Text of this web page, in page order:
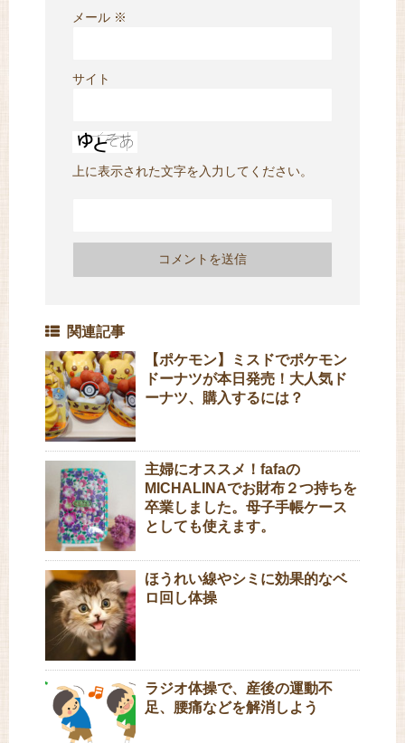
メール ※
サイト
上に表示された文字を入力してください。
関連記事
【ポケモン】ミスドでポケモン
ドーナツが本日発売！大人気ド
ーナツ、購入するには？
主婦にオススメ！fafaの
MICHALINAでお財布２つ持ちを
卒業しました。母子手帳ケース
としても使えます。
ほうれい線やシミに効果的なベ
ロ回し体操
ラジオ体操で、産後の運動不
足、腰痛などを解消しよう